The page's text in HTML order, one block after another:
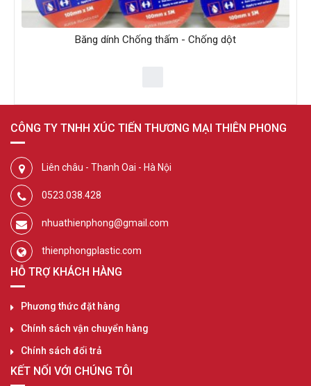
Băng dính Chống thấm - Chống dột
CÔNG TY TNHH XÚC TIẾN THƯƠNG MẠI THIÊN PHONG
Liên châu - Thanh Oai - Hà Nội
0523.038.428
nhuathienphong@gmail.com
thienphongplastic.com
HỖ TRỢ KHÁCH HÀNG
Phương thức đặt hàng
Chính sách vận chuyển hàng
Chính sách đổi trả
KẾT NỐI VỚI CHÚNG TÔI